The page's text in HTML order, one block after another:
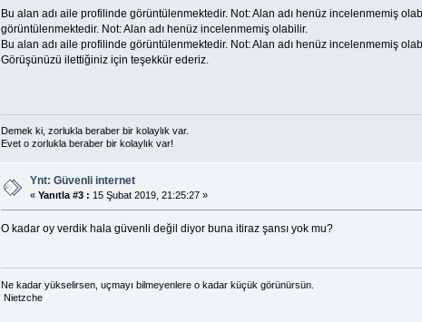
Bu alan adı aile profilinde görüntülenmektedir. Not: Alan adı henüz incelenmemiş
görüntülenmektedir. Not: Alan adı henüz incelenmemiş olabilir.
Bu alan adı aile profilinde görüntülenmektedir. Not: Alan adı henüz incelenmemiş
Görüşünüzü ilettiğiniz için teşekkür ederiz.
Demek ki, zorlukla beraber bir kolaylık var.
Evet o zorlukla beraber bir kolaylık var!
Ynt: Güvenli internet
« Yanıtla #3 : 15 Şubat 2019, 21:25:27 »
O kadar oy verdik hala güvenli değil diyor buna itiraz şansı yok mu?
Ne kadar yükselirsen, uçmayı bilmeyenlere o kadar küçük görünürsün.
Nietzche